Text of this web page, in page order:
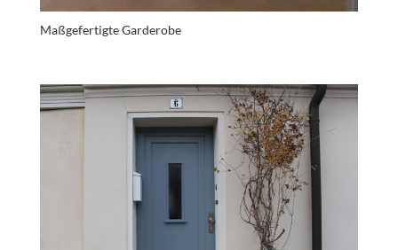
Maßgefertigte Garderobe